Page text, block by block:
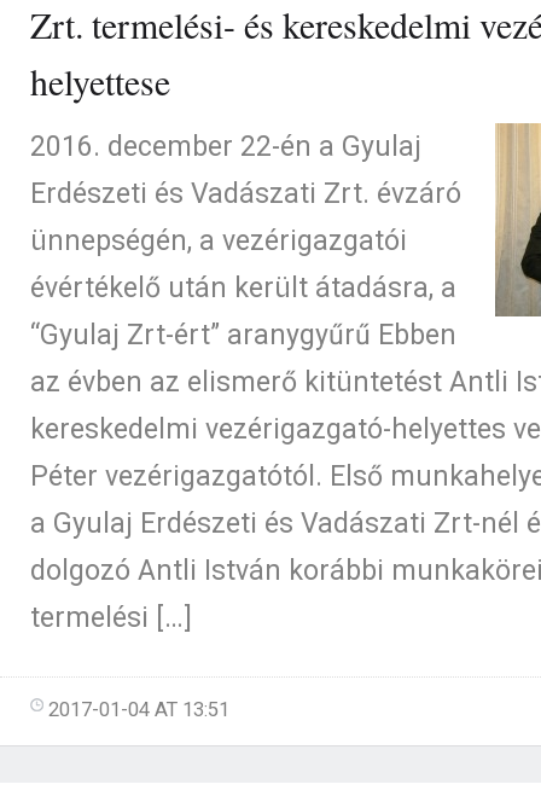
Zrt. termelési- és kereskedelmi
helyettese
2016. december 22-én a Gyulaj
Erdészeti és Vadászati Zrt. évzáró
ünnepségén, a vezérigazgatói
évértékelő után került átadásra, a
“Gyulaj Zrt-ért” aranygyűrű Ebben
az évben az elismerő kitüntetést Antli
kereskedelmi vezérigazgató-helyettes
Péter vezérigazgatótól. Első
a Gyulaj Erdészeti és Vadászati Zrt-nél
dolgozó Antli István korábbi
termelési […]
2017-01-04 AT 13:51